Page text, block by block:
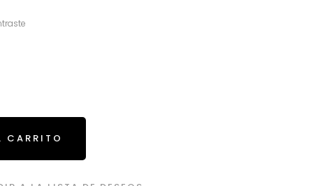
CARRITO